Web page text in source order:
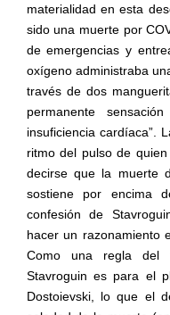
materialidad en esta
sido una muerte por
de emergencias y
oxígeno administraba
través de dos
permanente
insuficiencia cardíaca”.
ritmo del pulso de
decirse que la muerte
sostiene por encima
confesión de
hacer un razonamiento
Como una regla del
Stavroguin es para el
Dostoievski, lo que el